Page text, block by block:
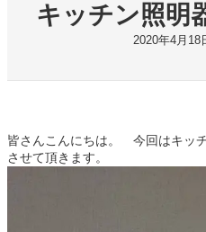
キッチン照明
2020年4月18
皆さんこんにちは。 今回はキッ
させて頂きます。